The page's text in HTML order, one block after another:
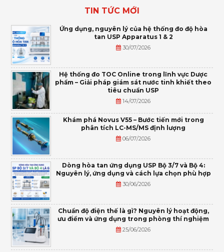
TIN TỨC MỚI
Ứng dụng, nguyên lý của hệ thống đo độ hòa
tan USP Apparatus 1 & 2
30/07/2026
Hệ thống đo TOC Online trong lĩnh vực Dược
phẩm – Giải pháp giám sát nước tinh khiết theo
tiêu chuẩn USP
14/07/2026
Khám phá Novus V55 – Bước tiến mới trong
phân tích LC-MS/MS định lượng
06/07/2026
Dòng hòa tan ứng dụng USP Bộ 3/7 và Bộ 4:
Nguyên lý, ứng dụng và cách lựa chọn phù hợp
30/06/2026
Chuẩn độ điện thế là gì? Nguyên lý hoạt động,
ưu điểm và ứng dụng trong phòng thí nghiệm
25/06/2026